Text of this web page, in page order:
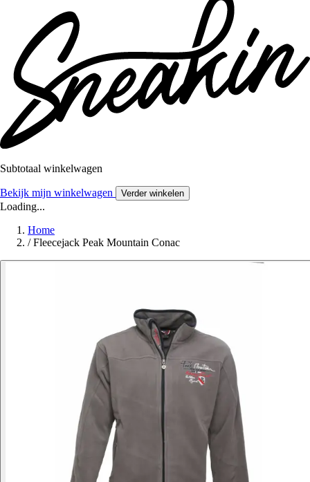
Subtotaal winkelwagen
Bekijk mijn winkelwagen Verder winkelen
Loading...
Home
/ Fleecejack Peak Mountain Conac